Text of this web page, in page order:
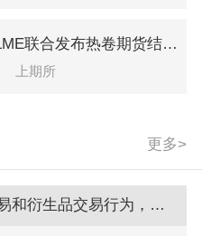
上期所与LME联合发布热卷期货结算价授权项目 跨境合作共筑产业服务新高度
上期所
更多>
第一条：为了规范期货交易和衍生品交易行为，保障各方合法权益，维护市...